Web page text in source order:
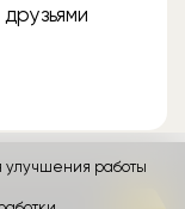
улучшения работы